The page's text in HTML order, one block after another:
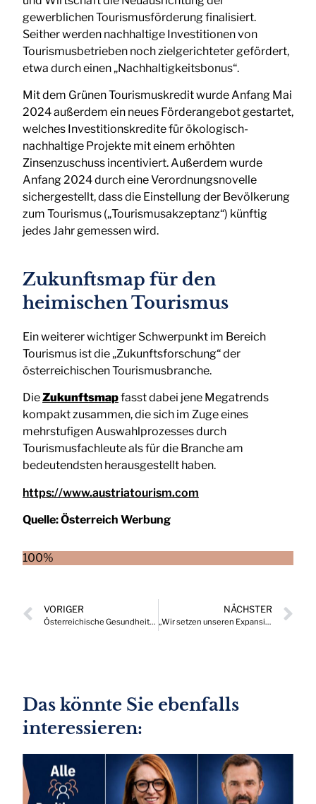
gewerblichen Tourismusförderung finalisiert.
Seither werden nachhaltige Investitionen von
Tourismusbetrieben noch zielgerichteter gefördert,
etwa durch einen „Nachhaltigkeitsbonus“.
Mit dem Grünen Tourismuskredit wurde Anfang Mai
2024 außerdem ein neues Förderangebot gestartet,
welches Investitionskredite für ökologisch-
nachhaltige Projekte mit einem erhöhten
Zinsenzuschuss incentiviert. Außerdem wurde
Anfang 2024 durch eine Verordnungsnovelle
sichergestellt, dass die Einstellung der Bevölkerung
zum Tourismus („Tourismusakzeptanz“) künftig
jedes Jahr gemessen wird.
Zukunftsmap für den
heimischen Tourismus
Ein weiterer wichtiger Schwerpunkt im Bereich
Tourismus ist die „Zukunftsforschung“ der
österreichischen Tourismusbranche.
DieZukunftsmapfasst dabei jene Megatrends
kompakt zusammen, die sich im Zuge eines
mehrstufigen Auswahlprozesses durch
Tourismusfachleute als für die Branche am
bedeutendsten herausgestellt haben.
https://www.austriatourism.com
Quelle:Österreich Werbung
100%
VORIGER
Österreichische Gesundheitsversorgung vor Anbruch einer neuen Ära
NÄCHSTER
„Wir setzen unseren Expansionskurs in Österreich unaufhaltsam fort“
Das könnte Sie ebenfalls
interessieren: